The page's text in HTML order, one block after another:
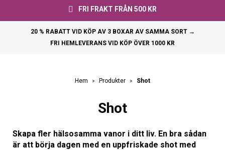
FRI FRAKT FRÅN 500 KR
20 % RABATT VID KÖP AV 3 BOXAR AV SAMMA SORT →
FRI HEMLEVERANS VID KÖP ÖVER 1000 KR
Hem Produkter Shot
Shot
Skapa fler hälsosamma vanor i ditt liv. En bra sådan
är att börja dagen med en uppfriskade shot med